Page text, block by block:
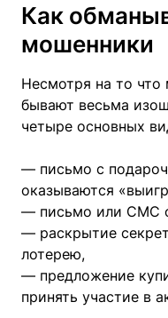
Как
мошенники
Несмотря на то
бывают весьма
четыре основных
— письмо с
оказываются
— письмо или СМС
— раскрытие
лотерею,
— предложение
принять участие в